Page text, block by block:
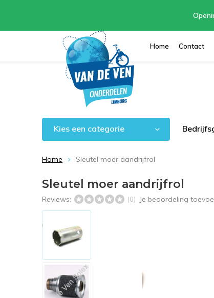
Home Contact
Kies een categorie
Home Sleutel moer aandrijfrol
Sleutel moer aandrijfrol
Reviews: (0) Je beoordeling